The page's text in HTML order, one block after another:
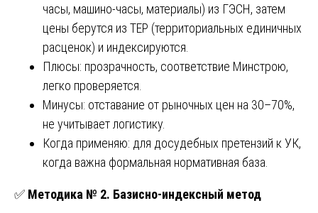
часы, машино-часы, материалы) из ГЭСН, затем
цены берутся из ТЕР (территориальных единичных
расценок) и индексируются.
Плюсы: прозрачность, соответствие Минстрою,
легко проверяется.
Минусы: отставание от рыночных цен на 30–70%,
не учитывает логистику.
Когда применяю: для досудебных претензий к УК,
когда важна формальная нормативная база.
✅ Методика № 2. Базисно-индексный метод